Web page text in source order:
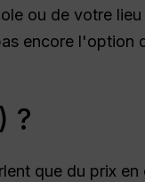
ou de votre lieu
encore l'option
?
que du prix en